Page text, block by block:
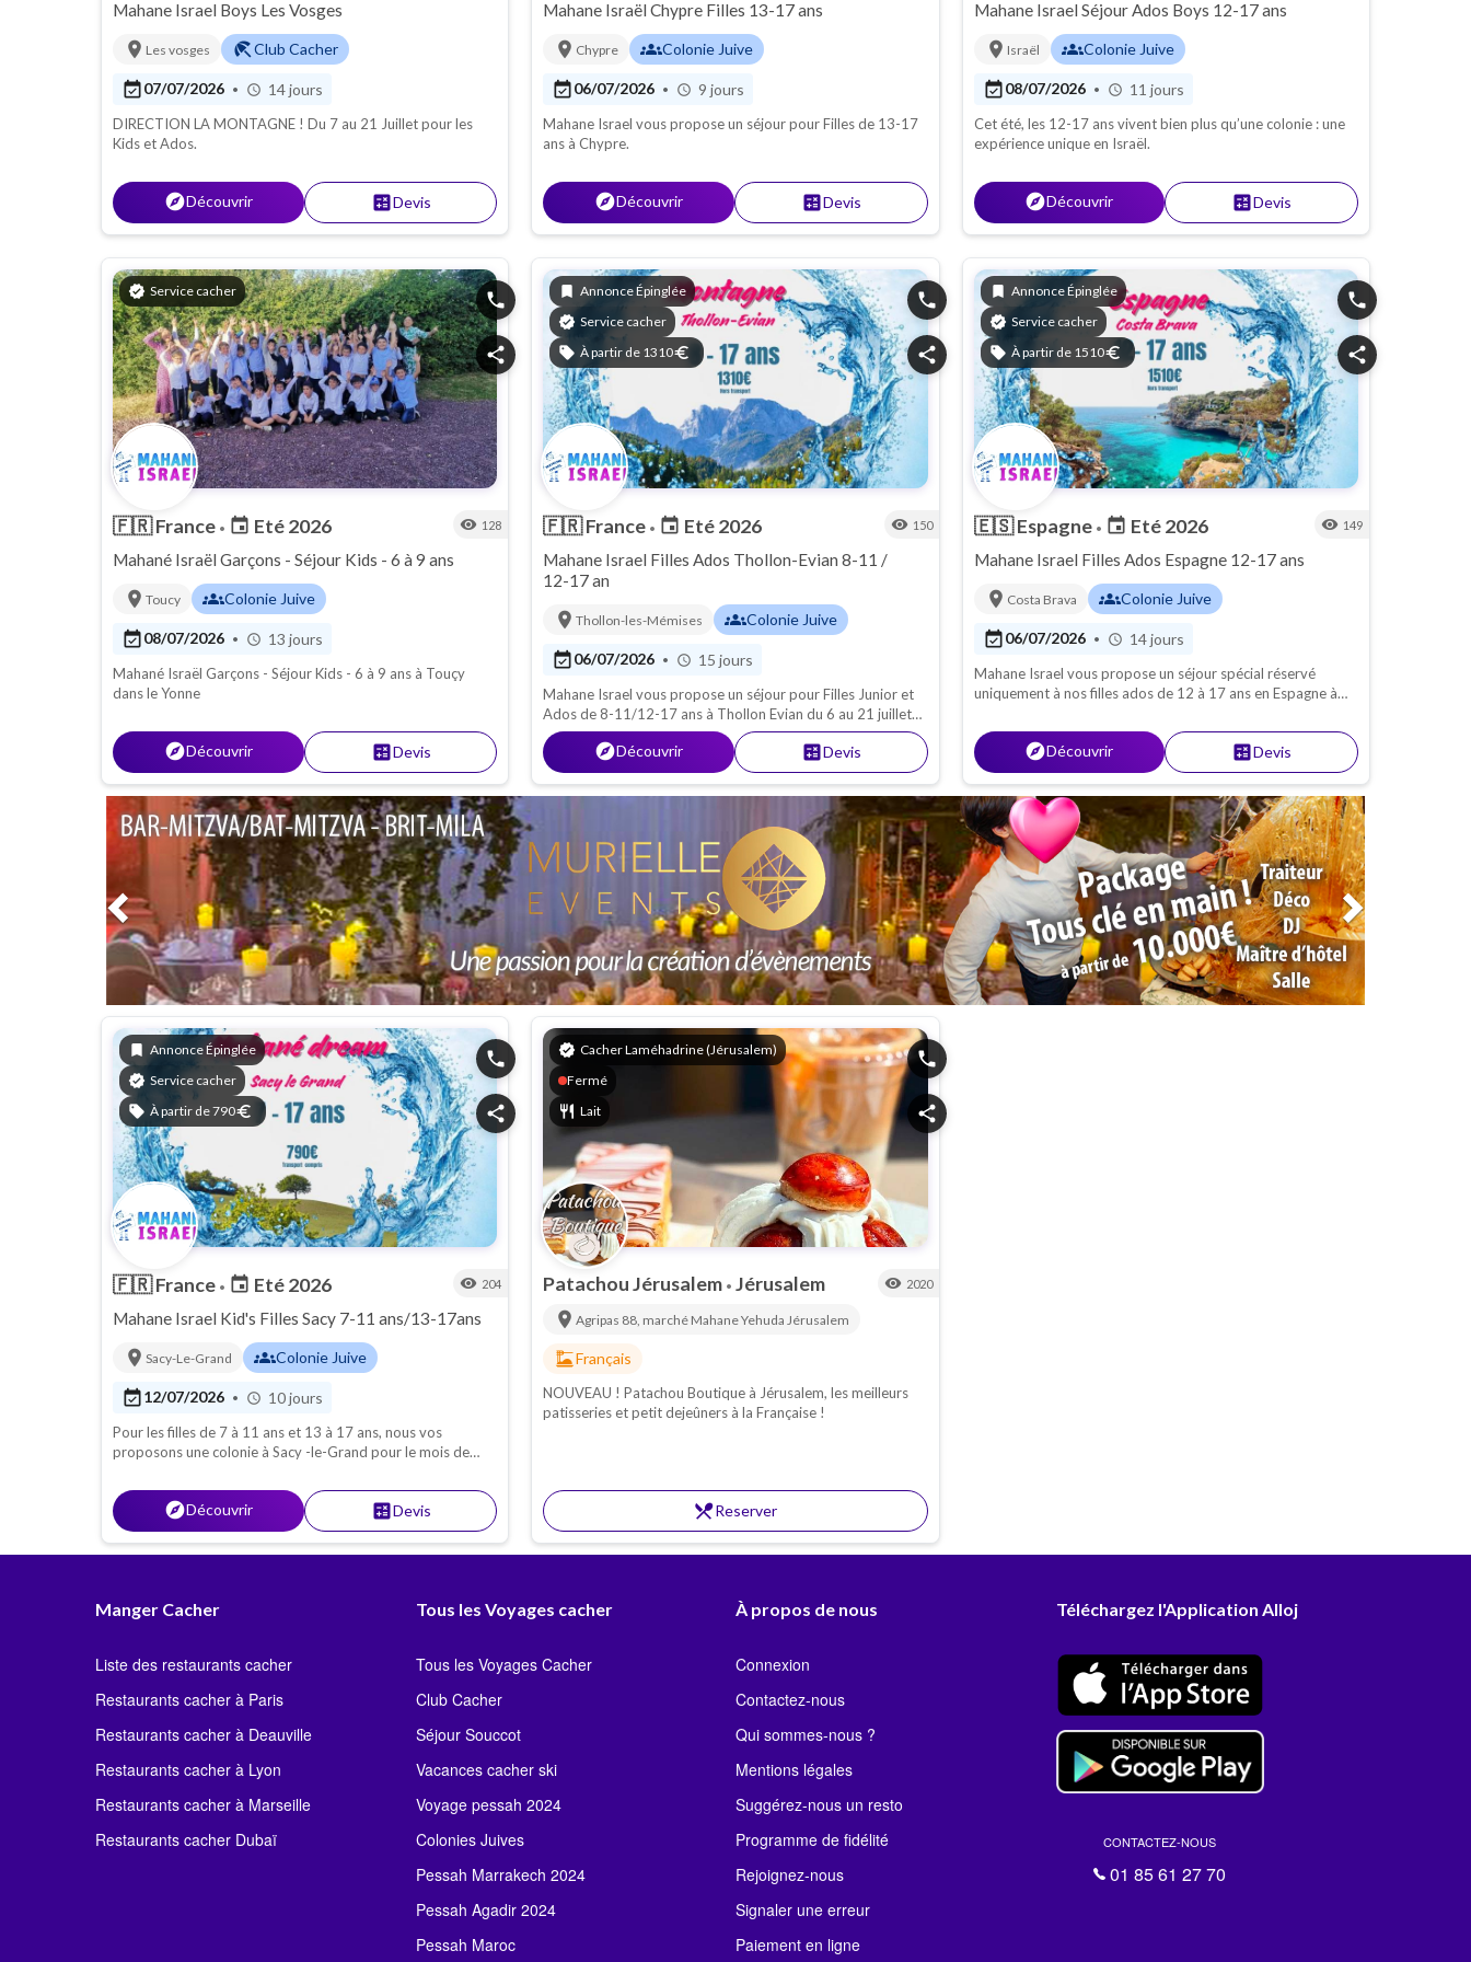
Mahane Israel Boys Les Vosges
location_on Les vosges beach_accessClub Cacher
event_available07/07/2026 • schedule 14 jours
DIRECTION LA MONTAGNE ! Du 7 au 21 Juillet pour les
Kids et Ados.
exploreDécouvrir calculateDevis
Mahane Israël Chypre Filles 13-17 ans
location_on Chypre groupsColonie Juive
event_available06/07/2026 • schedule 9 jours
Mahane Israel vous propose un séjour pour Filles de 13-17
ans à Chypre.
exploreDécouvrir calculateDevis
Mahane Israel Séjour Ados Boys 12-17 ans
location_on Israël groupsColonie Juive
event_available08/07/2026 • schedule 11 jours
Cet été, les 12-17 ans vivent bien plus qu’une colonie : une
expérience unique en Israël.
exploreDécouvrir calculateDevis
verified Service cacher phone
share
🇫🇷France • event Eté 2026 visibility 128
Mahané Israël Garçons - Séjour Kids - 6 à 9 ans
location_on Toucy groupsColonie Juive
event_available08/07/2026 • schedule 13 jours
Mahané Israël Garçons - Séjour Kids - 6 à 9 ans à Touçy
dans le Yonne
exploreDécouvrir calculateDevis
bookmark Annonce Épinglée
verified Service cacher
sell À partir de 1310euro
phone
share
🇫🇷France • event Eté 2026 visibility 150
Mahane Israel Filles Ados Thollon-Evian 8-11 /
12-17 an
location_onThollon-les-Mémises groupsColonie Juive
event_available06/07/2026 • schedule 15 jours
Mahane Israel vous propose un séjour pour Filles Junior et
Ados de 8-11/12-17 ans à Thollon Evian du 6 au 21 juillet
2026.
exploreDécouvrir calculateDevis
bookmark Annonce Épinglée
verified Service cacher
sell À partir de 1510euro
phone
share
🇪🇸Espagne • event Eté 2026 visibility 149
Mahane Israel Filles Ados Espagne 12-17 ans
location_on Costa Brava groupsColonie Juive
event_available06/07/2026 • schedule 14 jours
Mahane Israel vous propose un séjour spécial réservé
uniquement à nos filles ados de 12 à 17 ans en Espagne à
exploreDécouvrir calculateDevis
Previous Next
bookmark Annonce Épinglée
verified Service cacher
sell À partir de 790euro
phone
share
🇫🇷France • event Eté 2026 visibility 204
Mahane Israel Kid's Filles Sacy 7-11 ans/13-17ans
location_on Sacy-Le-Grand groupsColonie Juive
event_available12/07/2026 • schedule 10 jours
Pour les filles de 7 à 11 ans et 13 à 17 ans, nous vos
proposons une colonie à Sacy -le-Grand pour le mois de
exploreDécouvrir calculateDevis
verified Cacher Laméhadrine (Jérusalem)
Fermé
restaurant Lait
phone
share
Patachou Jérusalem • Jérusalem visibility 2020
location_onAgripas 88, marché Mahane Yehuda Jérusalem
dinner_diningFrançais
NOUVEAU ! Patachou Boutique à Jérusalem, les meilleurs
patisseries et petit dejeûners à la Française !
restaurant_menuReserver
Manger Cacher
Liste des restaurants cacher
Restaurants cacher à Paris
Restaurants cacher à Deauville
Restaurants cacher à Lyon
Restaurants cacher à Marseille
Restaurants cacher Dubaï
Tous les Voyages cacher
Tous les Voyages Cacher
Club Cacher
Séjour Souccot
Vacances cacher ski
Voyage pessah 2024
Colonies Juives
Pessah Marrakech 2024
Pessah Agadir 2024
Pessah Maroc
À propos de nous
Connexion
Contactez-nous
Qui sommes-nous ?
Mentions légales
Suggérez-nous un resto
Programme de fidélité
Rejoignez-nous
Signaler une erreur
Paiement en ligne
Téléchargez l'Application Alloj
CONTACTEZ-NOUS
01 85 61 27 70